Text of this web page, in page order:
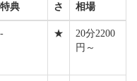
特典
さ
相場
- ★
20分2200
円～